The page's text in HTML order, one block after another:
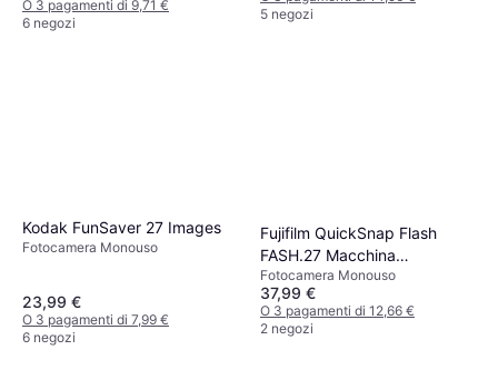
O 3 pagamenti di 9,71 €
6 negozi
5 negozi
Kodak FunSaver 27 Images
Fotocamera Monouso
23,99 €
O 3 pagamenti di 7,99 €
6 negozi
Fujifilm QuickSnap Flash
FASH.27 Macchina
Fotografica
Fotocamera Monouso
37,99 €
O 3 pagamenti di 12,66 €
2 negozi